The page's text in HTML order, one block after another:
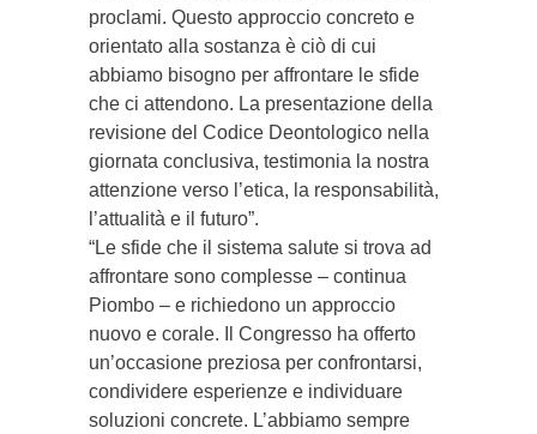
proclami. Questo approccio concreto e
orientato alla sostanza è ciò di cui
abbiamo bisogno per affrontare le sfide
che ci attendono. La presentazione della
revisione del Codice Deontologico nella
giornata conclusiva, testimonia la nostra
attenzione verso l’etica, la responsabilità,
l’attualità e il futuro”.
“Le sfide che il sistema salute si trova ad
affrontare sono complesse – continua
Piombo – e richiedono un approccio
nuovo e corale. Il Congresso ha offerto
un’occasione preziosa per confrontarsi,
condividere esperienze e individuare
soluzioni concrete. L’abbiamo sempre